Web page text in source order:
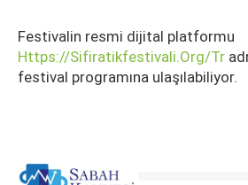
Festivalin resmi dijital platformu
Https://sifiratikfestivali.org/tr
festival programına ulaşılabiliyor.